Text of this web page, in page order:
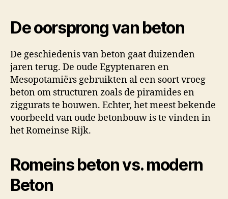
De oorsprong van beton
De geschiedenis van beton gaat duizenden
jaren terug. De oude Egyptenaren en
Mesopotamiërs gebruikten al een soort vroeg
beton om structuren zoals de piramides en
ziggurats te bouwen. Echter, het meest bekende
voorbeeld van oude betonbouw is te vinden in
het Romeinse Rijk.
Romeins beton vs. modern
Beton